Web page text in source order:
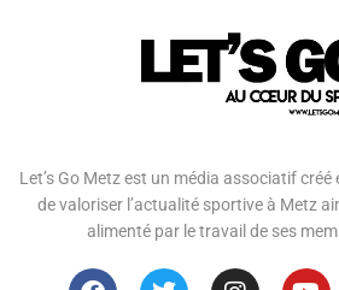
Let’s Go Metz est un média associatif
de valoriser l’actualité sportive à Metz
alimenté par le travail de ses